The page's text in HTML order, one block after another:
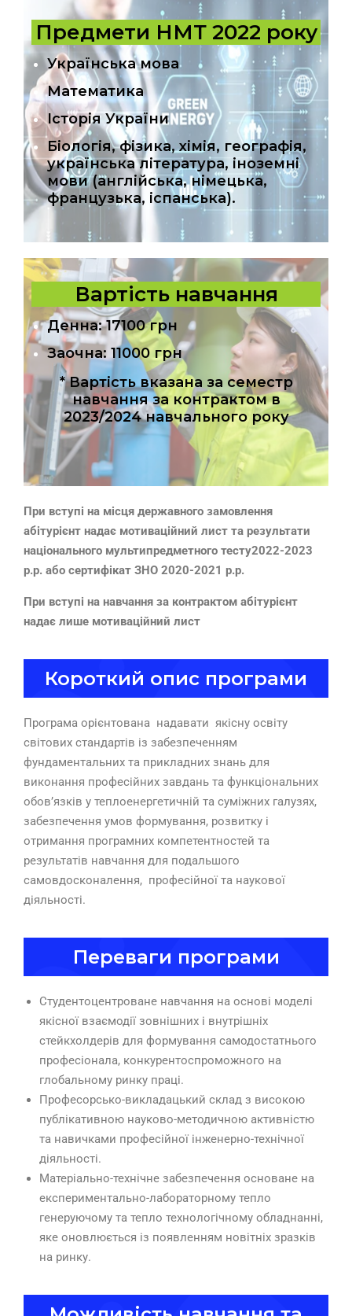
Предмети НМТ 2022 року
Українська мова
Математика
Історія України
Біологія, фізика, хімія, географія,
українська література, іноземні
мови (англійська, німецька,
французька, іспанська).
Вартість навчання
Денна: 17100 грн
Заочна: 11000 грн
* Вартість вказана за семестр
навчання за контрактом в
2023/2024 навчального року
При вступі на місця державного замовлення
абітурієнт надає мотиваційний лист та результати
національного мультипредметного тесту2022-2023
р.р. або сертифікат ЗНО 2020-2021 р.р.
При вступі на навчання за контрактом абітурієнт
надає лише мотиваційний лист
Короткий опис програми
Програма орієнтована надавати якісну освіту
світових стандартів із забезпеченням
фундаментальних та прикладних знань для
виконання професійних завдань та функціональних
обов’язків у теплоенергетичній та суміжних галузях,
забезпечення умов формування, розвитку і
отримання програмних компетентностей та
результатів навчання для подальшого
самовдосконалення, професійної та наукової
діяльності.
Переваги програми
Студентоцентроване навчання на основі моделі
якісної взаємодії зовнішних і внутрішніх
стейкхолдерів для формування самодостатнього
професіонала, конкурентоспроможного на
глобальному ринку праці.
Професорсько-викладацький склад з високою
публікативною науково-методичною активністю
та навичками професійної інженерно-технічної
діяльності.
Матеріально-технічне забезпечення основане на
експериментально-лабораторному тепло
генеруючому та тепло технологічному обладнанні,
яке оновлюється із появленням новітніх зразків
на ринку.